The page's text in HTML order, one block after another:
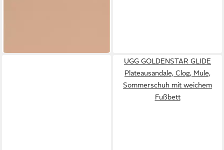
UGG GOLDENSTAR GLIDE
Plateausandale, Clog, Mule,
Sommerschuh mit weichem
Fußbett